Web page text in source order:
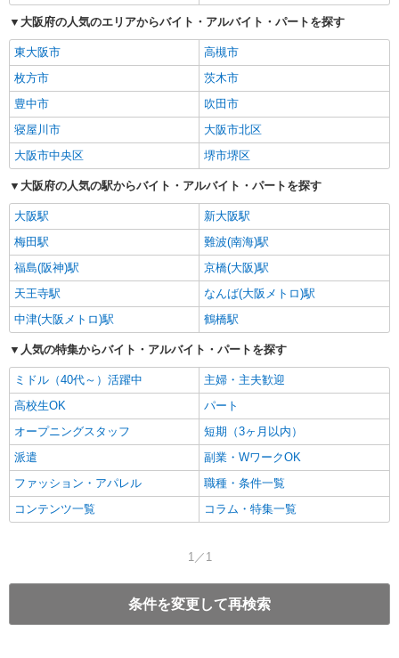
大阪府の人気のエリアからバイト・アルバイト・パートを探す
東大阪市
高槻市
枚方市
茨木市
豊中市
吹田市
寝屋川市
大阪市北区
大阪市中央区
堺市堺区
大阪府の人気の駅からバイト・アルバイト・パートを探す
大阪駅
新大阪駅
梅田駅
難波(南海)駅
福島(阪神)駅
京橋(大阪)駅
天王寺駅
なんば(大阪メトロ)駅
中津(大阪メトロ)駅
鶴橋駅
人気の特集からバイト・アルバイト・パートを探す
ミドル（40代～）活躍中
主婦・主夫歓迎
高校生OK
パート
オープニングスタッフ
短期（3ヶ月以内）
派遣
副業・WワークOK
ファッション・アパレル
職種・条件一覧
コンテンツ一覧
コラム・特集一覧
1／1
条件を変更して再検索